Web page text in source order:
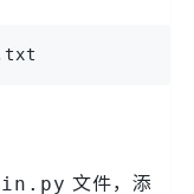
文件，添